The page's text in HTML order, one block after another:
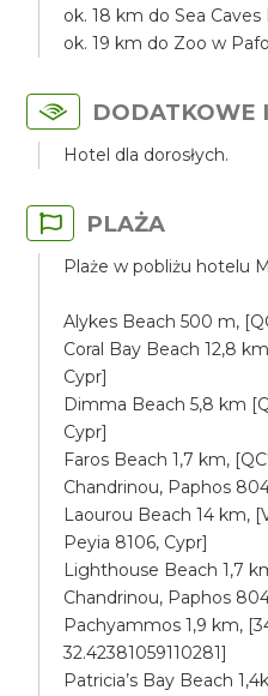
ok. 18 km do Sea
ok. 19 km do Zoo w
DODATKOWE
Hotel dla dorosłych.
PLAŻA
Plaże w pobliżu hotelu
Alykes Beach 500 m,
Coral Bay Beach 12,8
Cypr]
Dimma Beach 5,8 km
Cypr]
Faros Beach 1,7 km,
Chandrinou, Paphos
Laourou Beach 14 km,
Peyia 8106, Cypr]
Lighthouse Beach 1,7
Chandrinou, Paphos
Pachyammos 1,9 km,
32.42381059110281]
Patricia’s Bay Beach